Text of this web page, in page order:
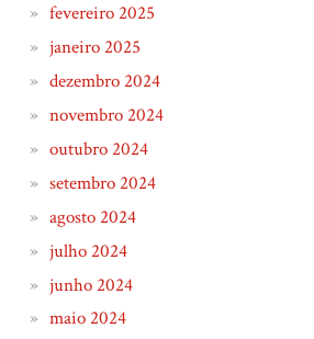
fevereiro 2025
janeiro 2025
dezembro 2024
novembro 2024
outubro 2024
setembro 2024
agosto 2024
julho 2024
junho 2024
maio 2024